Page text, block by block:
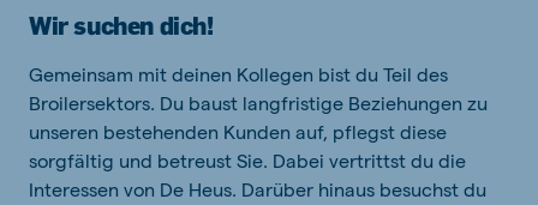
Wir suchen dich!
Gemeinsam mit deinen Kollegen bist du Teil des
Broilersektors. Du baust langfristige Beziehungen zu
unseren bestehenden Kunden auf, pflegst diese
sorgfältig und betreust Sie. Dabei vertrittst du die
Interessen von De Heus. Darüber hinaus besuchst du